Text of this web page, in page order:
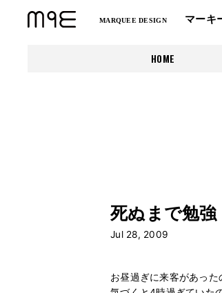
MARQUEE DESIGN マーキ
HOME
死ぬまで勉強
Jul 28, 2009
お昼過ぎに来客があった